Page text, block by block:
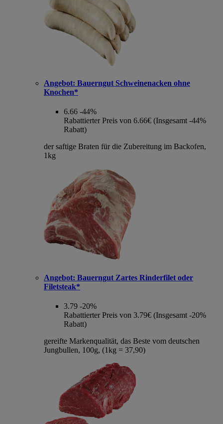
Angebot: Bauerngut Schweinenacken ohne
Knochen*
6.66 -44%
Rabattierter Preis von 6.66€ (Insgesamt -44%
Rabatt)
der saftige Braten für die Zubereitung im Backofen,
1kg
Angebot: Bauerngut Zartes Rinderfilet oder
Filetsteak*
3.79 -20%
Rabattierter Preis von 3.79€ (Insgesamt -20%
Rabatt)
gereifte Markenqualität, das Beste vom deutschen
Jungbullen, 100g, (1kg = 37,90)